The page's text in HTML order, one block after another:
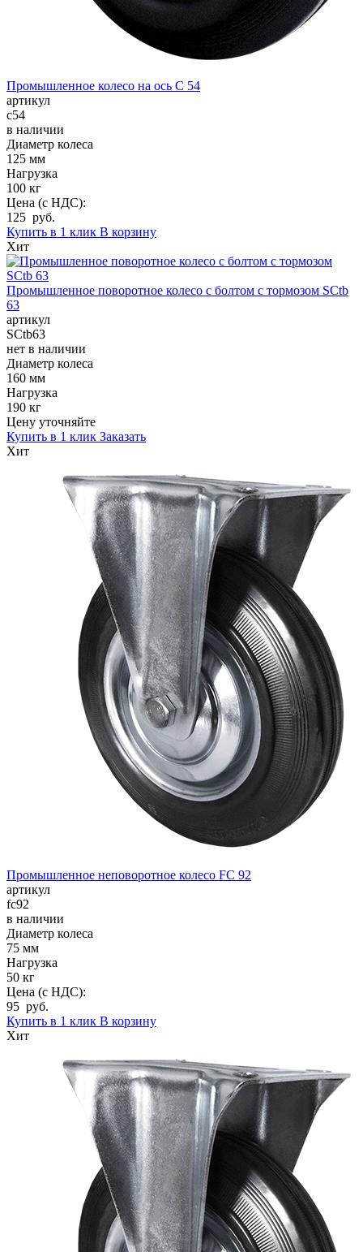
Промышленное колесо на ось C 54
артикул
c54
в наличии
Диаметр колеса
125 мм
Нагрузка
100 кг
Цена (с НДС):
125 руб.
Купить в 1 клик В корзину
Хит
Промышленное поворотное колесо с болтом с тормозом SCtb
63
артикул
SCtb63
нет в наличии
Диаметр колеса
160 мм
Нагрузка
190 кг
Цену уточняйте
Купить в 1 клик Заказать
Хит
Промышленное неповоротное колесо FC 92
артикул
fc92
в наличии
Диаметр колеса
75 мм
Нагрузка
50 кг
Цена (с НДС):
95 руб.
Купить в 1 клик В корзину
Хит